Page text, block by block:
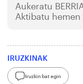
Aukeratu
Aktibatu hemen
IRUZKINAK
Iruzkin bat egin